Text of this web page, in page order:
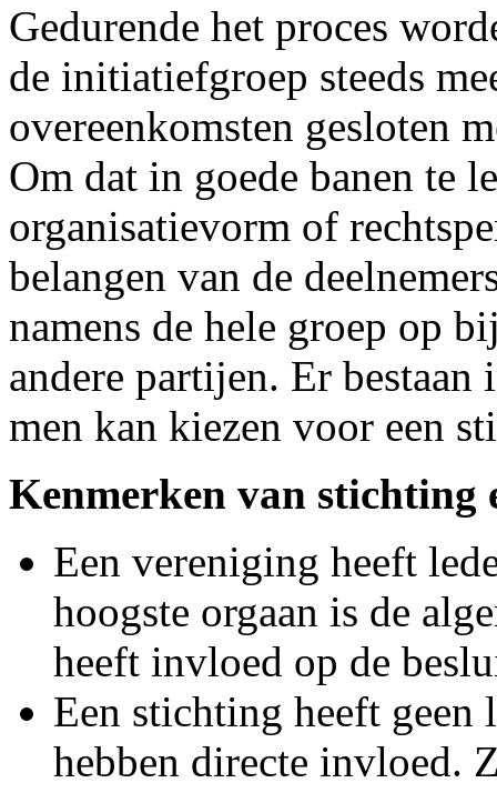
Gedurende het proces
de initiatiefgroep steeds
overeenkomsten gesloten
Om dat in goede banen te
organisatievorm of
belangen van de
namens de hele groep op
andere partijen. Er
men kan kiezen voor een
Kenmerken van stichting
Een vereniging heeft
hoogste orgaan is de
heeft invloed op de
Een stichting heeft geen
hebben directe invloed.